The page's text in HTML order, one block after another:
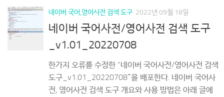
네이버 국어,영어사전 검색 도구 2022년 09월 18일
네이버 국어사전/영어사전 검색 도구
_v1.01_20220708
한가지 오류를 수정한 “네이버 국어사전/영어사전 검색
도구_v1.01_20220708″을 배포한다. 네이버 국어사
전, 영어사전 검색 도구 개요와 사용 방법은 아래 글에